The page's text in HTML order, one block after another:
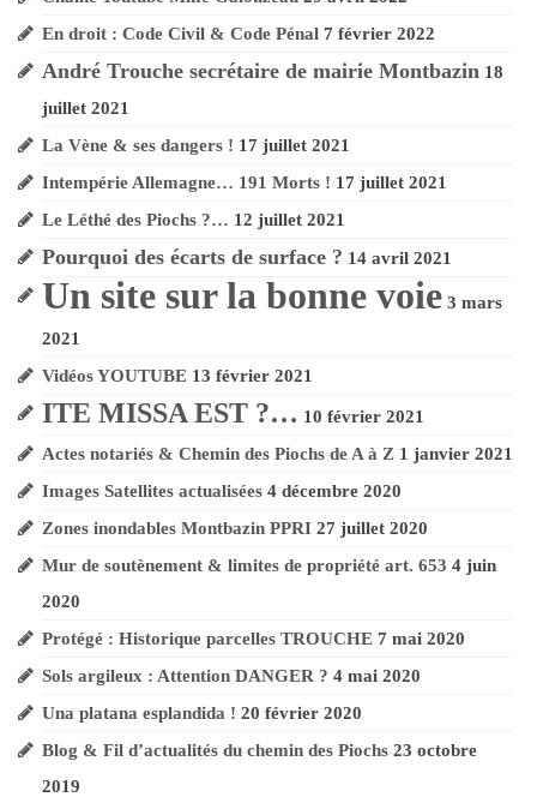
!
Burzet 29 mars !
Vendredi Saint
Le chemin de Croix
d’André Trouche
Le calvaire
d’André Trouche
Me contacter !
En droit : Code Civil & Code Pénal 7 février 2022
André Trouche secrétaire de mairie Montbazin 18
juillet 2021
La Vène & ses dangers ! 17 juillet 2021
Intempérie Allemagne… 191 Morts ! 17 juillet 2021
Le Léthé des Piochs ?… 12 juillet 2021
Pourquoi des écarts de surface ? 14 avril 2021
Un site sur la bonne voie 3 mars
2021
Vidéos YOUTUBE 13 février 2021
ITE MISSA EST ?… 10 février 2021
Actes notariés & Chemin des Piochs de A à Z 1 janvier 2021
Images Satellites actualisées 4 décembre 2020
Zones inondables Montbazin PPRI 27 juillet 2020
Mur de soutènement & limites de propriété art. 653 4 juin
2020
Protégé : Historique parcelles TROUCHE 7 mai 2020
Sols argileux : Attention DANGER ? 4 mai 2020
Una platana esplandida ! 20 février 2020
Blog & Fil d’actualités du chemin des Piochs 23 octobre
2019